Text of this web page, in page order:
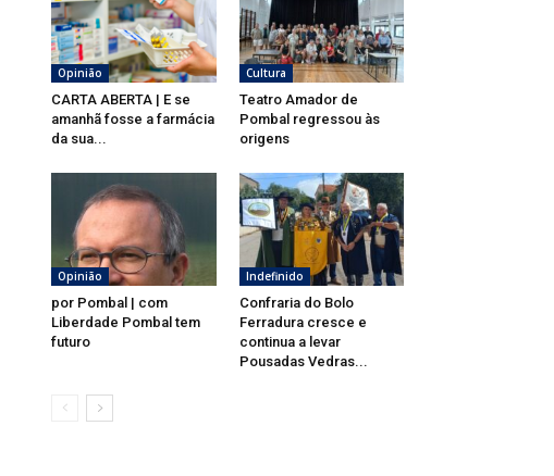
Opinião
CARTA ABERTA | E se
amanhã fosse a farmácia
da sua...
Cultura
Teatro Amador de
Pombal regressou às
origens
Opinião
por Pombal | com
Liberdade Pombal tem
futuro
Indefinido
Confraria do Bolo
Ferradura cresce e
continua a levar
Pousadas Vedras...